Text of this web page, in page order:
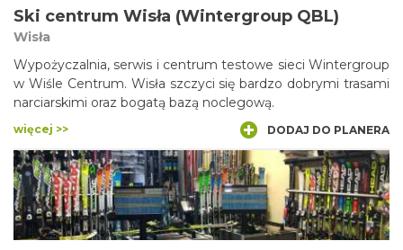
Ski centrum Wisła (Wintergroup QBL)
Wisła
Wypożyczalnia, serwis i centrum testowe sieci Wintergroup
w Wiśle Centrum. Wisła szczyci się bardzo dobrymi trasami
narciarskimi oraz bogatą bazą noclegową.
więcej >> DODAJ DO PLANERA